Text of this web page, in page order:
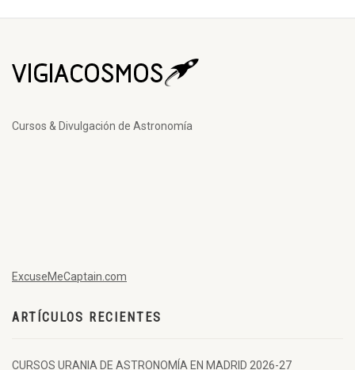
Cursos & Divulgación de Astronomía
ExcuseMeCaptain.com
ARTÍCULOS RECIENTES
CURSOS URANIA DE ASTRONOMÍA EN MADRID 2026-27